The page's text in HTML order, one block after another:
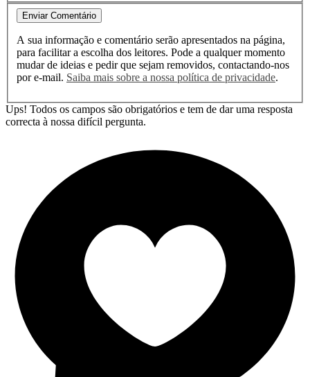
Enviar Comentário
A sua informação e comentário serão apresentados na página,
para facilitar a escolha dos leitores. Pode a qualquer momento
mudar de ideias e pedir que sejam removidos, contactando-nos
por e-mail.
Saiba mais sobre a nossa política de privacidade.
Ups! Todos os campos são obrigatórios e tem de dar uma resposta
correcta à nossa difícil pergunta.